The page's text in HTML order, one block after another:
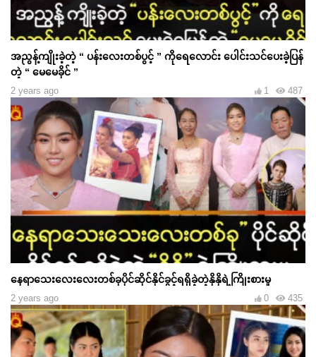
အညွန့်ကျိုးခဲ့တဲ့ “ ပန်းလေးတစ်ပွင့် ” ကိုရေလောင်း ပေါင်းသင်ပေးခဲ့ပြန်
တဲ့ “ မေမေခိုင် ”
2 years ago 487
1
နေရာသေးလေးလေးတစ်ခုပိုင်ဆိုင်နိုင်ခွင့်ရရှိခဲ့တဲ့နိုနိုရဲ့ကြိုးစားမှု
2 years ago 435
0